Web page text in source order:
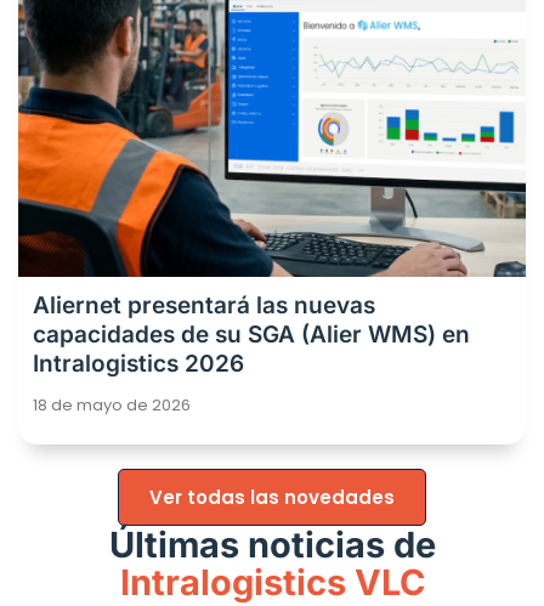
Aliernet presentará las nuevas
capacidades de su SGA (Alier WMS) en
Intralogistics 2026
18 de mayo de 2026
Ver todas las novedades
Últimas noticias de
Intralogistics VLC